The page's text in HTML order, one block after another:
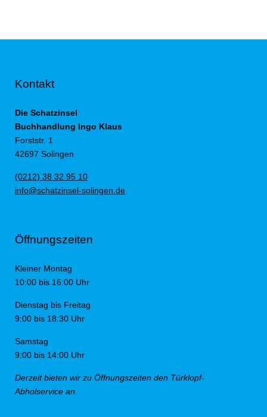
Kontakt
Die Schatzinsel
Buchhandlung Ingo Klaus
Forststr. 1
42697 Solingen
(0212) 38 32 95 10
info@schatzinsel-solingen.de
Öffnungszeiten
Kleiner Montag
10:00 bis 16:00 Uhr
Dienstag bis Freitag
9:00 bis 18:30 Uhr
Samstag
9:00 bis 14:00 Uhr
Derzeit bieten wir zu Öffnungszeiten den Türklopf-
Abholservice an.